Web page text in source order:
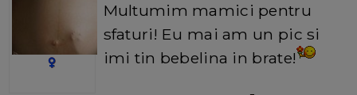
Multumim mamici pentru
sfaturi! Eu mai am un pic si
imi tin bebelina in brate!